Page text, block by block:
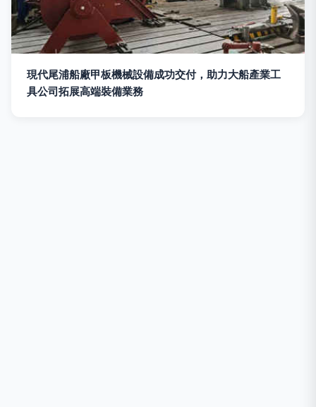
現代尾浦船廠甲板機械設備成功交付，助力大船產業工
具公司拓展高端裝備業務